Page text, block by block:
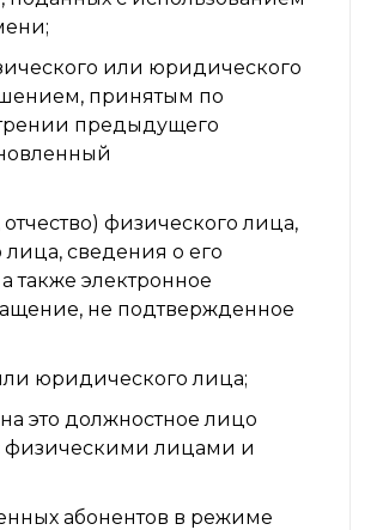
или юридического
принятым по
предыдущего
физического лица,
сведения о его
также электронное
не подтвержденное
юридического лица;
это должностное лицо
физическими лицами и
абонентов в режиме